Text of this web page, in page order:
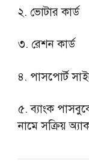
২. ভোটার কার্ড
৩. রেশন কার্ড
৪. পাসপোর্ট
৫. ব্যাংক
নামে সক্রিয়